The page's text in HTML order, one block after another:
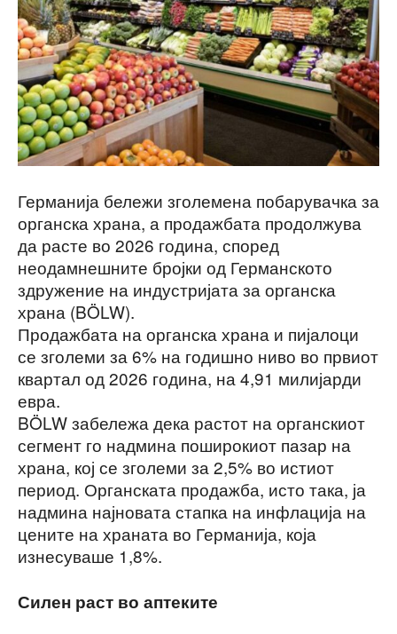
Германија бележи зголемена побарувачка за
органска храна, а продажбата продолжува
да расте во 2026 година, според
неодамнешните бројки од Германското
здружение на индустријата за органска
храна (BÖLW).
Продажбата на органска храна и пијалоци
се зголеми за 6% на годишно ниво во првиот
квартал од 2026 година, на 4,91 милијарди
евра.
BÖLW забележа дека растот на органскиот
сегмент го надмина поширокиот пазар на
храна, кој се зголеми за 2,5% во истиот
период. Органската продажба, исто така, ја
надмина најновата стапка на инфлација на
цените на храната во Германија, која
изнесуваше 1,8%.
Силен раст во аптеките